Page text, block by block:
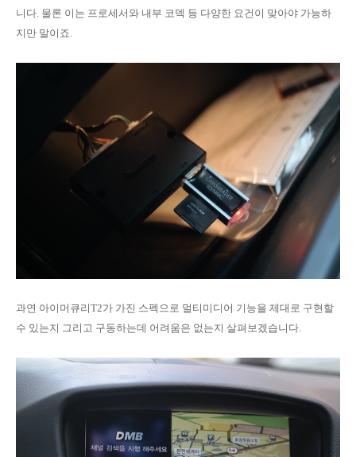
니다. 물론 이는 프로세서와 내부 코덱 등 다양한 요건이 맞아야 가능하
지만 말이죠.
과연 아이머큐리T2가 가진 스펙으로 멀티미디어 기능을 제대로 구현할
수 있는지 그리고 구동하는데 어려움은 없는지 살펴보겠습니다.